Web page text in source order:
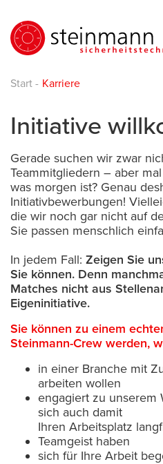
Start - Karriere
Initiative
Gerade suchen wir zwar
Teammitgliedern – aber
was morgen ist? Genau
Initiativbewerbungen!
die wir noch gar nicht auf
Sie passen menschlich
In jedem Fall: Zeigen Sie
Sie können. Denn
Matches nicht aus
Eigeninitiative.
Sie können zu einem
Steinmann-Crew werden,
in einer Branche mit
arbeiten wollen
engagiert zu unserem
sich auch damit
Ihren Arbeitsplatz
Teamgeist haben
sich für Ihre Arbeit